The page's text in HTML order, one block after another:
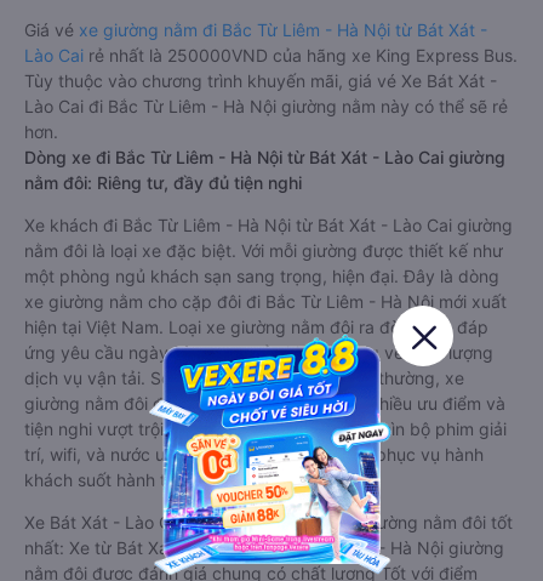
Giá vé xe giường nằm đi Bắc Từ Liêm - Hà Nội từ Bát Xát -
Lào Cai rẻ nhất là 250000VND của hãng xe King Express Bus.
Tùy thuộc vào chương trình khuyến mãi, giá vé Xe Bát Xát -
Lào Cai đi Bắc Từ Liêm - Hà Nội giường nằm này có thể sẽ rẻ
hơn.
Dòng xe đi Bắc Từ Liêm - Hà Nội từ Bát Xát - Lào Cai giường
nằm đôi: Riêng tư, đầy đủ tiện nghi
Xe khách đi Bắc Từ Liêm - Hà Nội từ Bát Xát - Lào Cai giường
nằm đôi là loại xe đặc biệt. Với mỗi giường được thiết kế như
một phòng ngủ khách sạn sang trọng, hiện đại. Đây là dòng
xe giường nằm cho cặp đôi đi Bắc Từ Liêm - Hà Nội mới xuất
hiện tại Việt Nam. Loại xe giường nằm đôi ra đời nhằm đáp
ứng yêu cầu ngày càng cao của khách hàng về chất lượng
dịch vụ vận tải. So với xe giường nằm thông thường, xe
giường nằm đôi đi Bắc Từ Liêm - Hà Nội có nhiều ưu điểm và
tiện nghi vượt trội. Màn hình LCD với hàng nghìn bộ phim giải
trí, wifi, và nước uống và chăn đắp miễn phí phục vụ hành
khách suốt hành trình.
Xe Bát Xát - Lào Cai Bắc Từ Liêm - Hà Nội giường nằm đôi tốt
nhất: Xe từ Bát Xát - Lào Cai đi Bắc Từ Liêm - Hà Nội giường
nằm đôi được đánh giá chung có chất lượng Tốt với điểm